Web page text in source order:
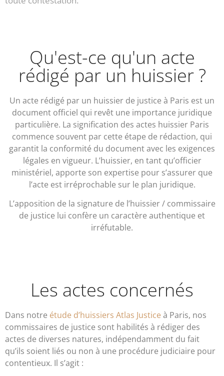
Qu'est-ce qu'un acte
rédigé par un huissier ?
Un acte rédigé par un huissier de justice à Paris est un
document officiel qui revêt une importance juridique
particulière. La signification des actes huissier Paris
commence souvent par cette étape de rédaction, qui
garantit la conformité du document avec les exigences
légales en vigueur. L’huissier, en tant qu’officier
ministériel, apporte son expertise pour s’assurer que
l’acte est irréprochable sur le plan juridique.
L’apposition de la signature de l’huissier / commissaire
de justice lui confère un caractère authentique et
irréfutable.
Les actes concernés
Dans notre étude d’huissiers Atlas Justiceà Paris, nos
commissaires de justice sont habilités à rédiger des
actes de diverses natures, indépendamment du fait
qu’ils soient liés ou non à une procédure judiciaire pour
contentieux. Il s’agit :